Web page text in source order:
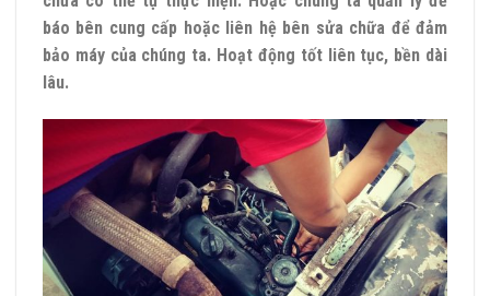
báo bên cung cấp hoặc liên hệ bên sửa chữa để đảm
bảo máy của chúng ta. Hoạt động tốt liên tục, bền dài
lâu.